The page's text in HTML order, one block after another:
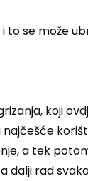
to se može
koji
a tek
dalji rad